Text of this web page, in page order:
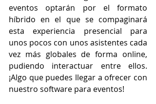
eventos optarán por el formato
híbrido en el que se compaginará
esta experiencia presencial para
unos pocos con unos asistentes cada
vez más globales de forma online,
pudiendo interactuar entre ellos.
¡Algo que puedes llegar a ofrecer con
nuestro software para eventos!